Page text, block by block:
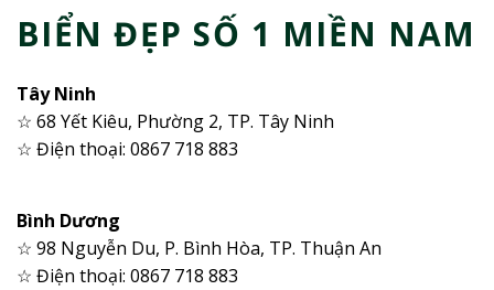
BIỂN ĐẸP SỐ 1 MIỀN NAM
Tây Ninh
☆ 68 Yết Kiêu, Phường 2, TP. Tây Ninh
☆ Điện thoại: 0867 718 883
Bình Dương
☆ 98 Nguyễn Du, P. Bình Hòa, TP. Thuận An
☆ Điện thoại: 0867 718 883